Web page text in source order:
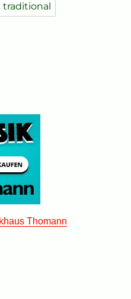
traditional
Thomann